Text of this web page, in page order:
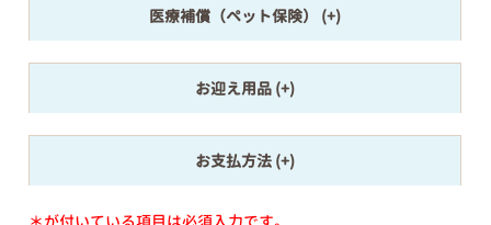
医療補償（ペット保険）
お迎え用品
お支払方法